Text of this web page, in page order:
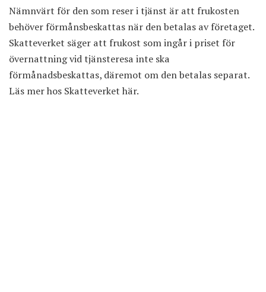
Nämnvärt för den som reser i tjänst är att frukosten
behöver förmånsbeskattas när den betalas av företaget.
Skatteverket säger att frukost som ingår i priset för
övernattning vid tjänsteresa inte ska
förmånadsbeskattas, däremot om den betalas separat.
Läs mer hos Skatteverket här.